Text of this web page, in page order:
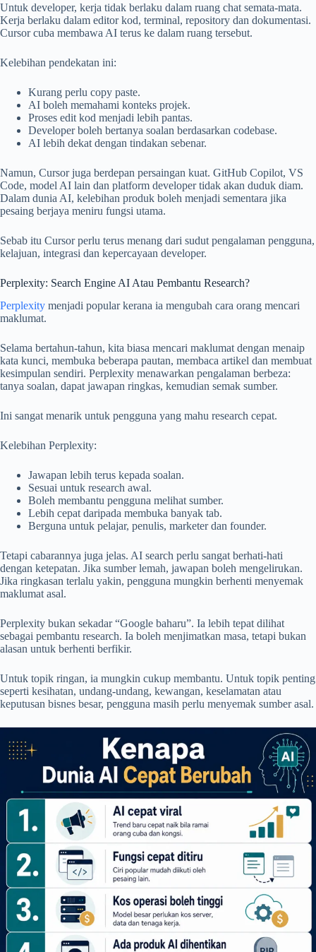
Untuk developer, kerja tidak berlaku dalam ruang chat semata-mata.
Kerja berlaku dalam editor kod, terminal, repository dan dokumentasi.
Cursor cuba membawa AI terus ke dalam ruang tersebut.
Kelebihan pendekatan ini:
Kurang perlu copy paste.
AI boleh memahami konteks projek.
Proses edit kod menjadi lebih pantas.
Developer boleh bertanya soalan berdasarkan codebase.
AI lebih dekat dengan tindakan sebenar.
Namun, Cursor juga berdepan persaingan kuat. GitHub Copilot, VS
Code, model AI lain dan platform developer tidak akan duduk diam.
Dalam dunia AI, kelebihan produk boleh menjadi sementara jika
pesaing berjaya meniru fungsi utama.
Sebab itu Cursor perlu terus menang dari sudut pengalaman pengguna,
kelajuan, integrasi dan kepercayaan developer.
Perplexity: Search Engine AI Atau Pembantu Research?
Perplexity menjadi popular kerana ia mengubah cara orang mencari
maklumat.
Selama bertahun-tahun, kita biasa mencari maklumat dengan menaip
kata kunci, membuka beberapa pautan, membaca artikel dan membuat
kesimpulan sendiri. Perplexity menawarkan pengalaman berbeza:
tanya soalan, dapat jawapan ringkas, kemudian semak sumber.
Ini sangat menarik untuk pengguna yang mahu research cepat.
Kelebihan Perplexity:
Jawapan lebih terus kepada soalan.
Sesuai untuk research awal.
Boleh membantu pengguna melihat sumber.
Lebih cepat daripada membuka banyak tab.
Berguna untuk pelajar, penulis, marketer dan founder.
Tetapi cabarannya juga jelas. AI search perlu sangat berhati-hati
dengan ketepatan. Jika sumber lemah, jawapan boleh mengelirukan.
Jika ringkasan terlalu yakin, pengguna mungkin berhenti menyemak
maklumat asal.
Perplexity bukan sekadar “Google baharu”. Ia lebih tepat dilihat
sebagai pembantu research. Ia boleh menjimatkan masa, tetapi bukan
alasan untuk berhenti berfikir.
Untuk topik ringan, ia mungkin cukup membantu. Untuk topik penting
seperti kesihatan, undang-undang, kewangan, keselamatan atau
keputusan bisnes besar, pengguna masih perlu menyemak sumber asal.